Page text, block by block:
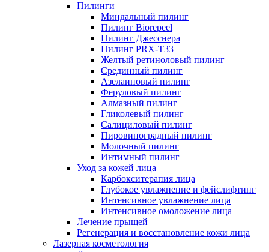
Пилинги
Миндальный пилинг
Пилинг Biorepeel
Пилинг Джесснера
Пилинг PRX-T33
Желтый ретиноловый пилинг
Срединный пилинг
Азелаиновый пилинг
Феруловый пилинг
Алмазный пилинг
Гликолевый пилинг
Салициловый пилинг
Пировиноградный пилинг
Молочный пилинг
Интимный пилинг
Уход за кожей лица
Карбокситерапия лица
Глубокое увлажнение и фейслифтинг
Интенсивное увлажнение лица
Интенсивное омоложение лица
Лечение прыщей
Регенерация и восстановление кожи лица
Лазерная косметология